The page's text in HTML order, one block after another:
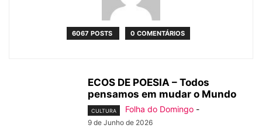
6067 POSTS 0 COMENTÁRIOS
ECOS DE POESIA – Todos
pensamos em mudar o Mundo
CULTURA Folha do Domingo -
9 de Junho de 2026